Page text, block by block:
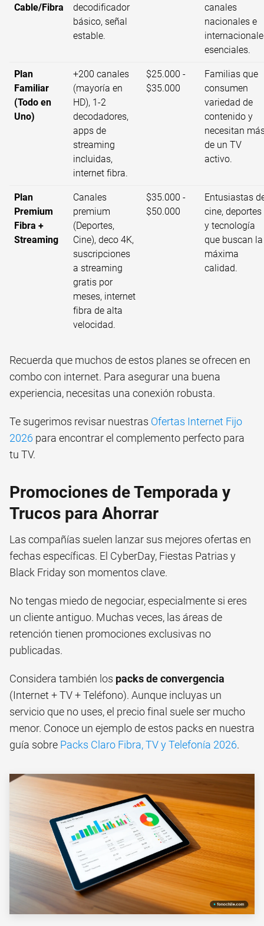
Cable/Fibra
decodificador
básico, señal
estable.
canales
nacionales e
esenciales.
Plan
Familiar
(Todo en
Uno)
+200 canales
(mayoría en
HD), 1-2
decodadores,
apps de
streaming
incluidas,
internet fibra.
$25.000 -
$35.000
Familias que
consumen
variedad de
contenido y
necesitan
de un TV
activo.
Plan
Premium
Fibra +
Streaming
Canales
premium
(Deportes,
Cine), deco 4K,
suscripciones
a streaming
gratis por
meses, internet
fibra de alta
velocidad.
$35.000 -
$50.000
Entusiastas
cine, deportes
y tecnología
que buscan la
máxima
calidad.
Recuerda que muchos de estos planes se ofrecen en
combo con internet. Para asegurar una buena
experiencia, necesitas una conexión robusta.
Te sugerimos revisar nuestras Ofertas Internet Fijo
2026 para encontrar el complemento perfecto para
tu TV.
Promociones de Temporada y
Trucos para Ahorrar
Las compañías suelen lanzar sus mejores ofertas en
fechas específicas. El CyberDay, Fiestas Patrias y
Black Friday son momentos clave.
No tengas miedo de negociar, especialmente si eres
un cliente antiguo. Muchas veces, las áreas de
retención tienen promociones exclusivas no
publicadas.
Considera también los packs de convergencia
(Internet + TV + Teléfono). Aunque incluyas un
servicio que no uses, el precio final suele ser mucho
menor. Conoce un ejemplo de estos packs en nuestra
guía sobre Packs Claro Fibra, TV y Telefonía 2026.